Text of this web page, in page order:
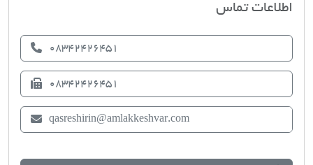
اطلاعات تماس
08342426451
08342426451
qasreshirin@amlakkeshvar.com